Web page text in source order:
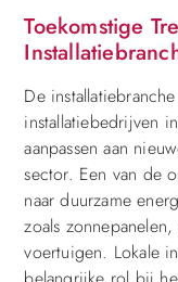
Toekomstige
De
installatiebedrijven
aanpassen aan
sector. Een van de
naar duurzame
zoals
voertuigen. Lokale